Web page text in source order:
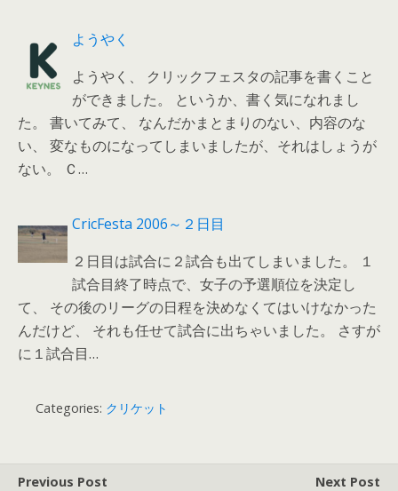
ようやく
ようやく、 クリックフェスタの記事を書くこと
ができました。 というか、書く気になれまし
た。 書いてみて、 なんだかまとまりのない、内容のな
い、 変なものになってしまいましたが、それはしょうが
ない。 Ｃ…
CricFesta 2006～２日目
２日目は試合に２試合も出てしまいました。 １
試合目終了時点で、女子の予選順位を決定し
て、 その後のリーグの日程を決めなくてはいけなかった
んだけど、 それも任せて試合に出ちゃいました。 さすが
に１試合目…
Categories: クリケット
Previous Post
Next Post